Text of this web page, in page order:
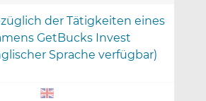
der Tätigkeiten eines
GetBucks Invest
Sprache verfügbar)